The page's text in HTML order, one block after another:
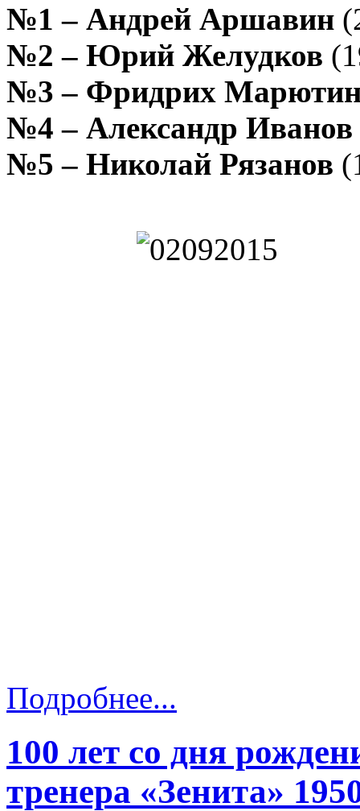
№1 – Андрей Аршавин
№2 – Юрий Желудков
№3 – Фридрих
№4 – Александр Иванов
№5 – Николай Рязанов
Подробнее...
100 лет со дня
тренера «Зенита»